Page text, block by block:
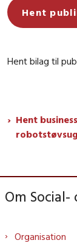
Hent
Hent bilag til
Hent
Om Social-
Organisation